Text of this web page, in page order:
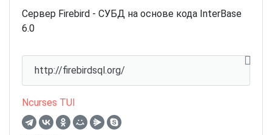
Сервер Firebird - СУБД на основе кода InterBase
6.0
http://firebirdsql.org/
Ncurses TUI